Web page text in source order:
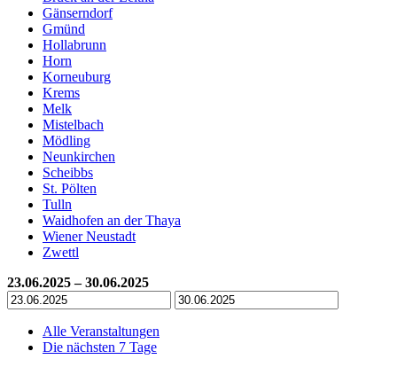
Gänserndorf
Gmünd
Hollabrunn
Horn
Korneuburg
Krems
Melk
Mistelbach
Mödling
Neunkirchen
Scheibbs
St. Pölten
Tulln
Waidhofen an der Thaya
Wiener Neustadt
Zwettl
23.06.2025 – 30.06.2025
Alle Veranstaltungen
Die nächsten 7 Tage